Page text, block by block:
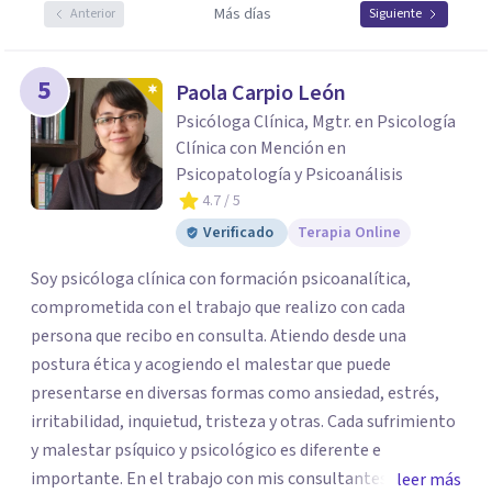
Anterior Más días Siguiente
5 Paola Carpio León
Psicóloga Clínica, Mgtr. en Psicología
Clínica con Mención en
Psicopatología y Psicoanálisis
4.7/ 5
Verificado
Terapia Online
Soy psicóloga clínica con formación psicoanalítica,
comprometida con el trabajo que realizo con cada
persona que recibo en consulta. Atiendo desde una
postura ética y acogiendo el malestar que puede
presentarse en diversas formas como ansiedad, estrés,
irritabilidad, inquietud, tristeza y otras. Cada sufrimiento
y malestar psíquico y psicológico es diferente e
importante. En el trabajo con mis consultantes apunto a
leer más